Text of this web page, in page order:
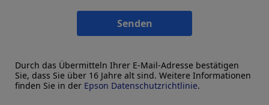
Senden
Durch das Übermitteln Ihrer E-Mail-Adresse bestätigen
Sie, dass Sie über 16 Jahre alt sind. Weitere Informationen
finden Sie in der Epson Datenschutzrichtlinie.